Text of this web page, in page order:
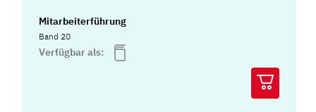
Mitarbeiterführung
Band 20
Verfügbar als: